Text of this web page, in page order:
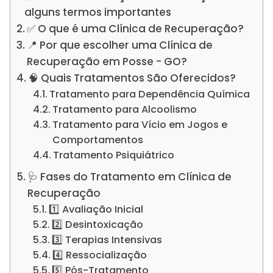
alguns termos importantes
✅ O que é uma Clínica de Recuperação?
📍 Por que escolher uma Clínica de
Recuperação em Posse - GO?
🧠 Quais Tratamentos São Oferecidos?
Tratamento para Dependência Química
Tratamento para Alcoolismo
Tratamento para Vício em Jogos e
Comportamentos
Tratamento Psiquiátrico
🩺 Fases do Tratamento em Clínica de
Recuperação
1️⃣ Avaliação Inicial
2️⃣ Desintoxicação
3️⃣ Terapias Intensivas
4️⃣ Ressocialização